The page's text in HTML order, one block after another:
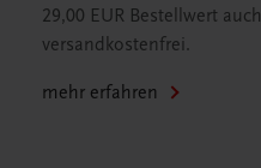
29,00 EUR Bestellwert auch
versandkostenfrei.
mehr erfahren